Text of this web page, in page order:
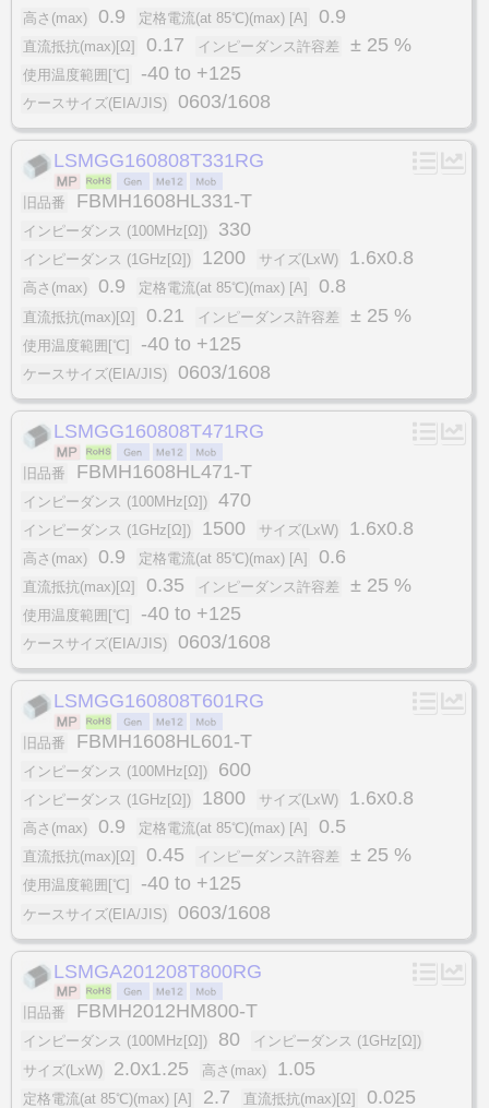
高さ(max) 0.9 定格電流(at 85℃)(max) [A] 0.9
直流抵抗(max)[Ω] 0.17 インピーダンス許容差 ± 25 %
使用温度範囲[℃] -40 to +125
ケースサイズ(EIA/JIS) 0603/1608
LSMGG160808T331RG
旧品番 FBMH1608HL331-T
インピーダンス (100MHz[Ω]) 330
インピーダンス (1GHz[Ω]) 1200 サイズ(LxW) 1.6x0.8
高さ(max) 0.9 定格電流(at 85℃)(max) [A] 0.8
直流抵抗(max)[Ω] 0.21 インピーダンス許容差 ± 25 %
使用温度範囲[℃] -40 to +125
ケースサイズ(EIA/JIS) 0603/1608
LSMGG160808T471RG
旧品番 FBMH1608HL471-T
インピーダンス (100MHz[Ω]) 470
インピーダンス (1GHz[Ω]) 1500 サイズ(LxW) 1.6x0.8
高さ(max) 0.9 定格電流(at 85℃)(max) [A] 0.6
直流抵抗(max)[Ω] 0.35 インピーダンス許容差 ± 25 %
使用温度範囲[℃] -40 to +125
ケースサイズ(EIA/JIS) 0603/1608
LSMGG160808T601RG
旧品番 FBMH1608HL601-T
インピーダンス (100MHz[Ω]) 600
インピーダンス (1GHz[Ω]) 1800 サイズ(LxW) 1.6x0.8
高さ(max) 0.9 定格電流(at 85℃)(max) [A] 0.5
直流抵抗(max)[Ω] 0.45 インピーダンス許容差 ± 25 %
使用温度範囲[℃] -40 to +125
ケースサイズ(EIA/JIS) 0603/1608
LSMGA201208T800RG
旧品番 FBMH2012HM800-T
インピーダンス (100MHz[Ω]) 80
インピーダンス (1GHz[Ω])
サイズ(LxW)
2.0x1.25 高さ(max) 1.05
定格電流(at 85℃)(max) [A] 2.7 直流抵抗(max)[Ω] 0.025